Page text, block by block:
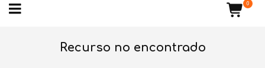
0
recurso no encontrado